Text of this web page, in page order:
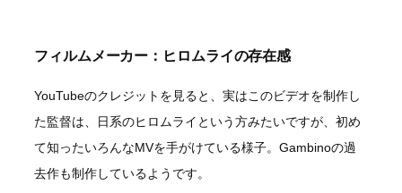
フィルムメーカー：ヒロムライの存在感
YouTubeのクレジットを見ると、実はこのビデオを制作し
た監督は、日系のヒロムライという方みたいですが、初め
て知ったいろんなMVを手がけている様子。Gambinoの過
去作も制作しているようです。